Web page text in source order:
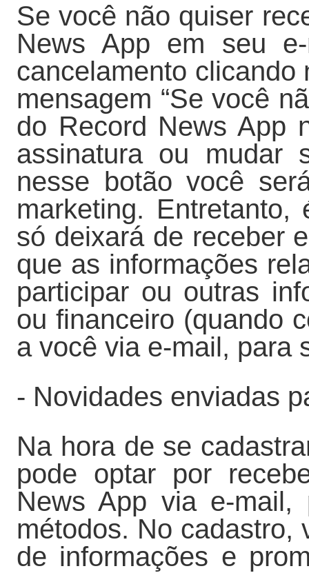
Se você não quiser
News App em seu
cancelamento clicando
mensagem “Se você
do Record News App
assinatura ou mudar
nesse botão você
marketing.
só deixará de receber
que as informações
participar ou outras
ou financeiro (quando
a você via e-mail, para
- Novidades enviadas
Na hora de se
pode optar por
News App via e-mail,
métodos. No cadastro,
de informações e